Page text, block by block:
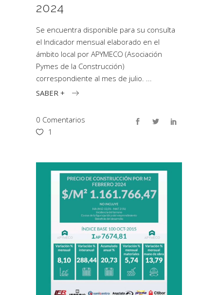
2024
Se encuentra disponible para su consulta
el Indicador mensual elaborado en el
ámbito local por APYMECO (Asociación
Pymes de la Construcción)
correspondiente al mes de julio.
SABER +
0 Comentarios
1